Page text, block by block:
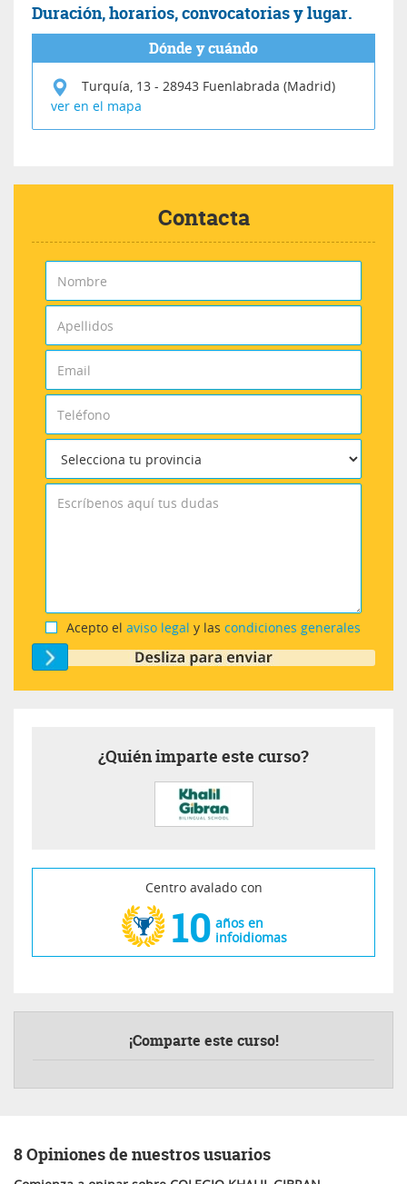
Duración, horarios, convocatorias y lugar.
Dónde y cuándo
Turquía, 13 - 28943 Fuenlabrada (Madrid)
ver en el mapa
Contacta
Acepto el aviso legal y las condiciones generales
¿Quién imparte este curso?
Centro avalado con
10 años en
infoidiomas
¡Comparte este curso!
8 Opiniones de nuestros usuarios